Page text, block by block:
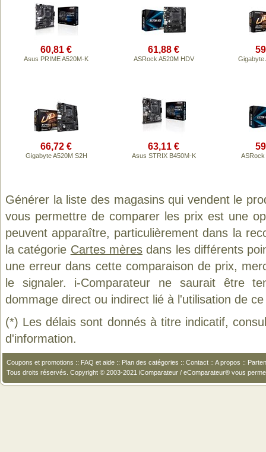
60,81 €
Asus PRIME A520M-K
61,88 €
ASRock A520M HDV Gigabyte
66,72 €
Gigabyte A520M S2H
63,11 €
Asus STRIX B450M-K ASRock
Générer la liste des magasins qui vendent le
vous permettre de comparer les prix est une
peuvent apparaître, particulièrement dans la
la catégorie Cartes mères dans les différents
une erreur dans cette comparaison de prix,
le signaler. i-Comparateur ne saurait être
dommage direct ou indirect lié à l'utilisation de
(*) Les délais sont donnés à titre indicatif,
d'information.
Coupons et promotions :: FAQ et aide :: Plan des catégories :: Contact :: A propos ::
Tous droits réservés. Copyright © 2003-2021 iComparateur / eComparateur® vous